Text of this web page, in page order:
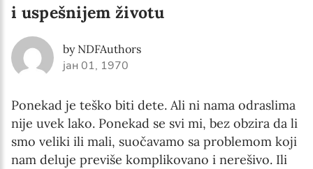
i uspešnijem životu
by NDFAuthors
јан 01, 1970
Ponekad je teško biti dete. Ali ni nama odraslima
nije uvek lako. Ponekad se svi mi, bez obzira da li
smo veliki ili mali, suočavamo sa problemom koji
nam deluje previše komplikovano i nerešivo. Ili
SUBSCRIBE
I agree with Privacy Policy